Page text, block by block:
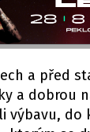
a před
a dobrou
výbavu, do